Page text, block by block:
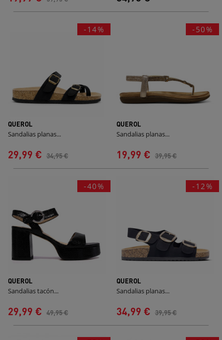
-14%
QUEROL
Sandalias planas...
29,99 € 34,95 €
-50%
QUEROL
Sandalias planas...
19,99 € 39,95 €
-40%
QUEROL
Sandalias tacón...
29,99 € 49,95 €
-12%
QUEROL
Sandalias planas...
34,99 € 39,95 €